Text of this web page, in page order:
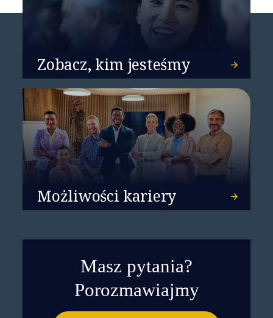
NTT DATA liderem na
światowym rynku usług
doradztwa w zakresie sieci
Zobacz, kim jesteśmy
Możliwości kariery
Masz pytania?
Porozmawiajmy